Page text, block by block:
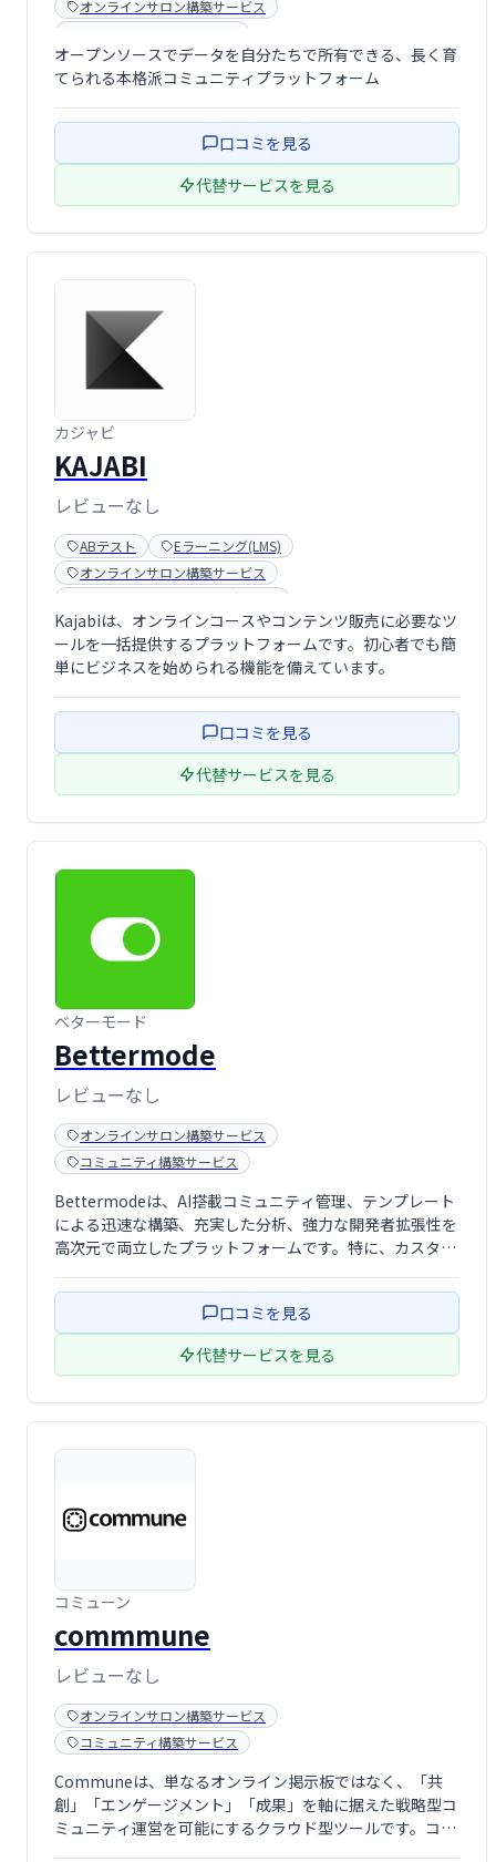
オンラインサロン構築サービス
オープンソースでデータを自分たちで所有できる、長く育
てられる本格派コミュニティプラットフォーム
口コミを見る
代替サービスを見る
カジャビ
KAJABI
レビューなし
ABテスト
Eラーニング(LMS)
オンラインサロン構築サービス
オンラインマーケティングツール
マーケティングオートメーションツール
マーケティングソフト
メールマーケティングツール
メンバーシップ販売サービス
リード獲得ツール
デジタルコンテンツ販売プラットフォーム
コミュニティ構築サービス
ポッドキャスト配信ツール
Kajabiは、オンラインコースやコンテンツ販売に必要なツ
ールを一括提供するプラットフォームです。初心者でも簡
単にビジネスを始められる機能を備えています。
口コミを見る
代替サービスを見る
ベターモード
Bettermode
レビューなし
オンラインサロン構築サービス
コミュニティ構築サービス
Bettermodeは、AI搭載コミュニティ管理、テンプレート
による迅速な構築、充実した分析、強力な開発者拡張性を
高次元で両立したプラットフォームです。特に、カスタマ
業に最適で、ブランド体験を自社ドメイン内に統合したい
企業、企業デジタル戦略の一環 …
口コミを見る
代替サービスを見る
コミューン
commmune
レビューなし
オンラインサロン構築サービス
コミュニティ構築サービス
Communeは、単なるオンライン掲示板ではなく、「共
創」「エンゲージメント」「成果」を軸に据えた戦略型コ
ミュニティ運営を可能にするクラウド型ツールです。コミ